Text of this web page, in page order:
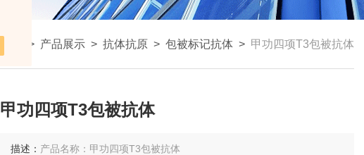
> 产品展示 > 抗体抗原 > 包被标记抗体 > 甲功四项T3包被抗体
甲功四项T3包被抗体
描述： 产品名称：甲功四项T3包被抗体